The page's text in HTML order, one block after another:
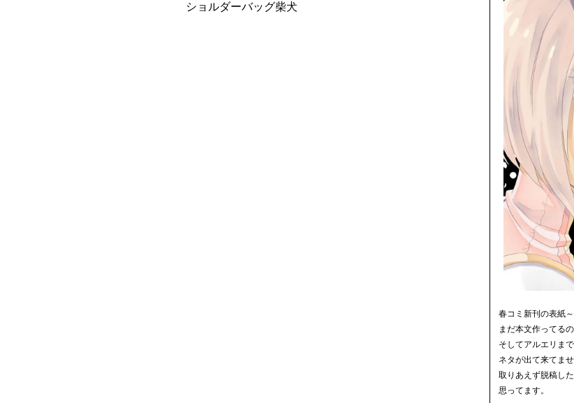
ショルダーバッグ柴犬
春コミ新刊の表紙
まだ本文作ってる
そしてアルエリま
ネタが出て来てま
取りあえず脱稿し
思ってます。